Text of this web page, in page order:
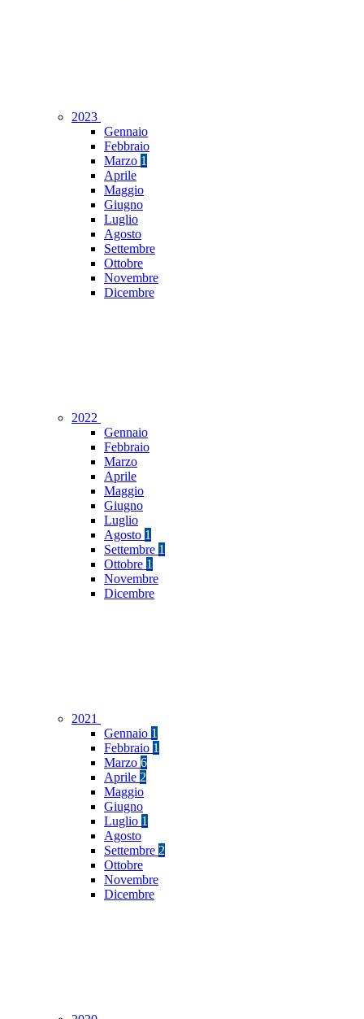
2023
Gennaio
Febbraio
Marzo 1
Aprile
Maggio
Giugno
Luglio
Agosto
Settembre
Ottobre
Novembre
Dicembre
2022
Gennaio
Febbraio
Marzo
Aprile
Maggio
Giugno
Luglio
Agosto 1
Settembre 1
Ottobre 1
Novembre
Dicembre
2021
Gennaio 1
Febbraio 1
Marzo 6
Aprile 2
Maggio
Giugno
Luglio 1
Agosto
Settembre 2
Ottobre
Novembre
Dicembre